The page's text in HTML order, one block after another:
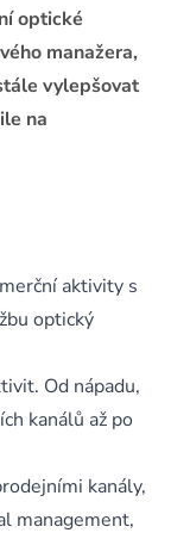
optické
manažera,
vylepšovat
na
aktivity s
optický
Od nápadu,
kanálů až po
kanály,
management,